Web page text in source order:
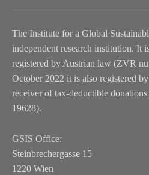
The Institute for a Global
independent research institution. It
registered by Austrian law (ZVR
October 2022 it is also registered
receiver of tax-deductible
19628).
GSIS Office:
Steinbrechergasse 15
1220 Wien